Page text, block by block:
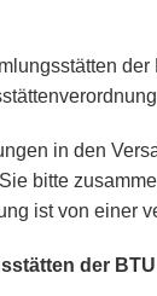
in den
bitte
ist von einer
der